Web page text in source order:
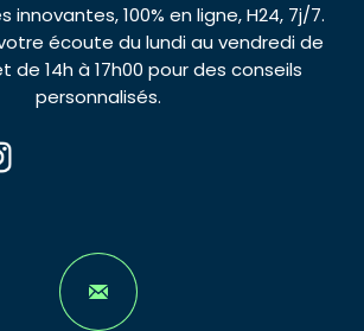
innovantes, 100% en ligne, H24, 7j/7.
écoute du lundi au vendredi de
de 14h à 17h00 pour des conseils
personnalisés.